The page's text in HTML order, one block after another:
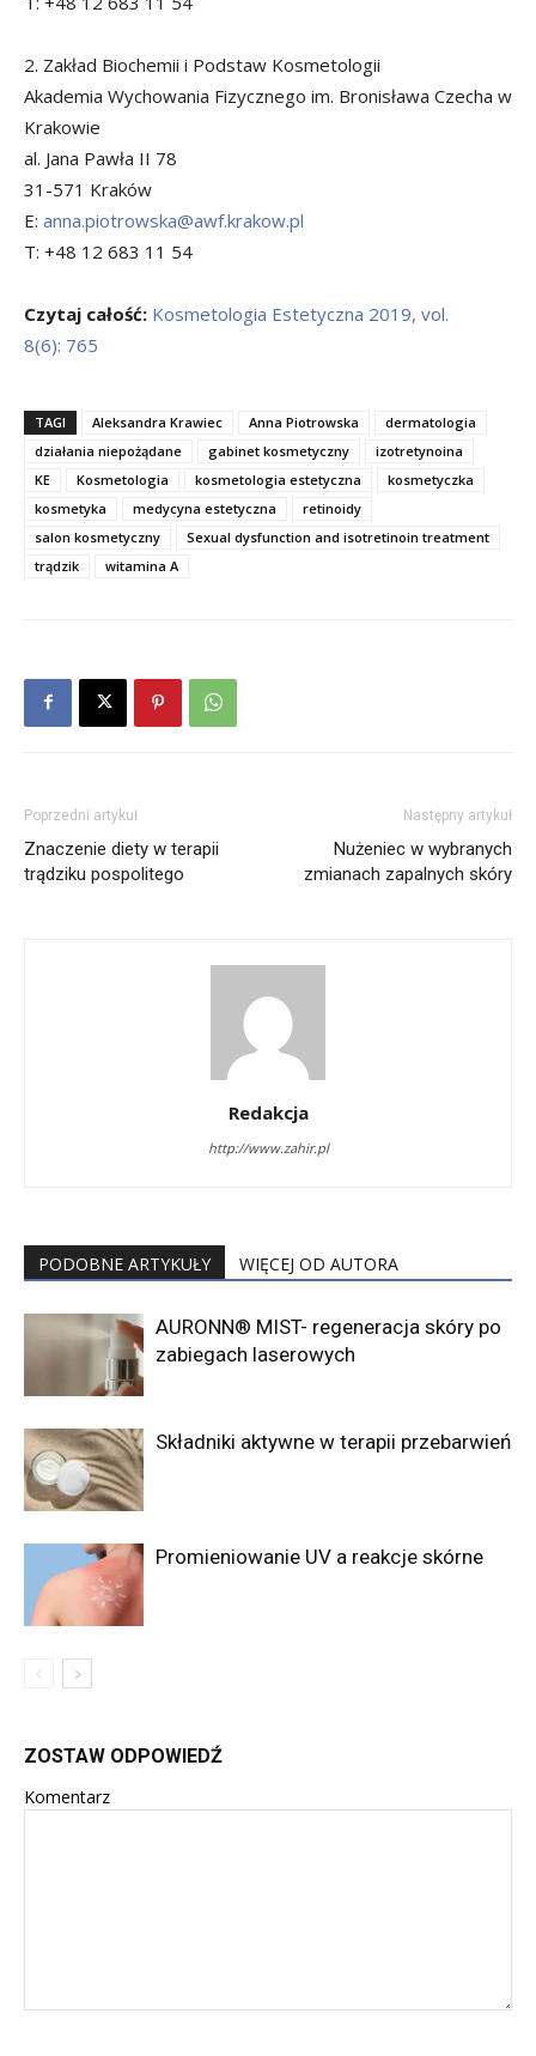
2. Zakład Biochemii i Podstaw Kosmetologii
Akademia Wychowania Fizycznego im. Bronisława Czecha w
Krakowie
al. Jana Pawła II 78
31-571 Kraków
E: anna.piotrowska@awf.krakow.pl
T: +48 12 683 11 54
Czytaj całość: Kosmetologia Estetyczna 2019, vol.
8(6): 765
TAGI Aleksandra Krawiec Anna Piotrowska
dermatologia
działania niepożądane
gabinet kosmetyczny
izotretynoina
KE
Kosmetologia kosmetologia estetyczna
kosmetyczka
kosmetyka
medycyna estetyczna
retinoidy
salon kosmetyczny
Sexual dysfunction and isotretinoin treatment
trądzik
witamina A
Poprzedni artykuł
Znaczenie diety w terapii
trądziku pospolitego
Następny artykuł
Nużeniec w wybranych
zmianach zapalnych skóry
Redakcja
http://www.zahir.pl
PODOBNE ARTYKUŁY WIĘCEJ OD AUTORA
AURONN® MIST- regeneracja skóry po
zabiegach laserowych
Składniki aktywne w terapii przebarwień
Promieniowanie UV a reakcje skórne
ZOSTAW ODPOWIEDŹ
Komentarz